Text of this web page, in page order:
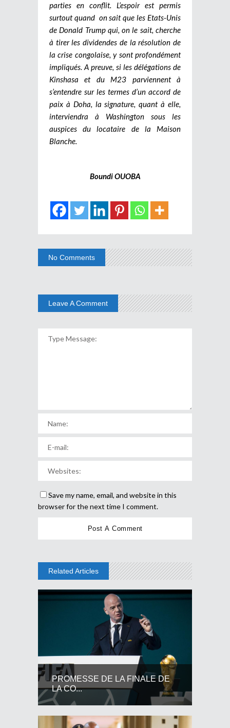
parties en conflit. L’espoir est permis
surtout quand on sait que les Etats-Unis
de Donald Trump qui, on le sait, cherche
à tirer les dividendes de la résolution de
la crise congolaise, y sont profondément
impliqués. A preuve, si les délégations de
Kinshasa et du M23 parviennent à
s’entendre sur les termes d’un accord de
paix à Doha, la signature, quant à elle,
interviendra à Washington sous les
auspices du locataire de la Maison
Blanche.
Boundi OUOBA
No Comments
Leave A Comment
Save my name, email, and website in this
browser for the next time I comment.
Related Articles
PROMESSE DE LA FINALE DE
LA CO...